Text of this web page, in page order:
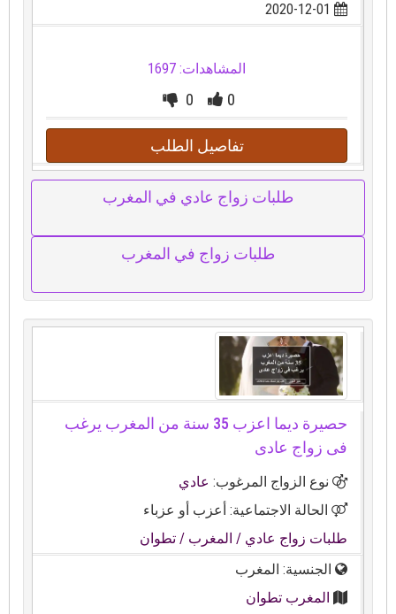
2020-12-01
المشاهدات: 1697
0
0
تفاصيل الطلب
طلبات زواج عادي في المغرب
طلبات زواج في المغرب
حصيرة ديما اعزب 35 سنة من المغرب يرغب
فى زواج عادى
نوع الزواج المرغوب:عادي
الحالة الاجتماعية: أعزب أو عزباء
طلبات زواج عادي/ المغرب/ تطوان
الجنسية: المغرب
المغرب تطوان